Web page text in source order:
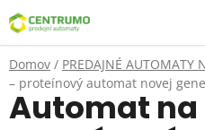
Prejsť
na
obsah
Domov / PREDAJNÉ AUTOMATY
– proteínový automat novej
Automat